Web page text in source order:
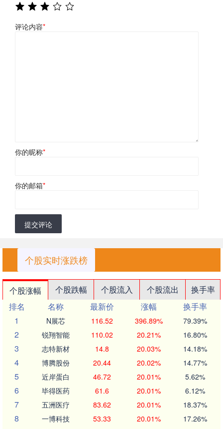
评论内容*
你的昵称*
你的邮箱*
提交评论
个股实时涨跌榜
个股涨幅 个股跌幅 个股流入 个股流出
换手率
排名
名称 最新价 涨幅
换手率
1
N展芯 116.52 396.89% 79.39%
2 锐翔智能 110.02 20.21% 16.80%
3 志特新材 14.8 20.03% 14.18%
4 博腾股份 20.44 20.02% 14.77%
5 近岸蛋白 46.72 20.01% 5.62%
6 毕得医药 61.6 20.01% 6.12%
7 五洲医疗 83.62 20.01% 18.37%
8 一博科技 53.33 20.01% 17.26%